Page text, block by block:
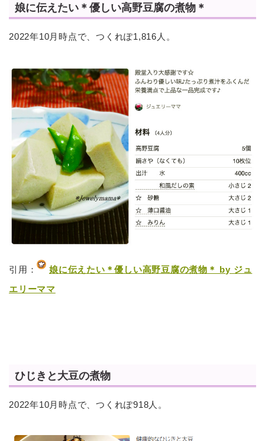
娘に伝えたい＊優しい高野豆腐の煮物＊
2022年10月時点で、つくれぽ1,816人。
引用：
娘に伝えたい＊優しい高野豆腐の煮物＊ by ジュ
エリーママ
ひじきと大豆の煮物
2022年10月時点で、つくれぽ918人。